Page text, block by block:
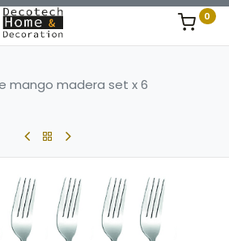
0
mango madera set x 6